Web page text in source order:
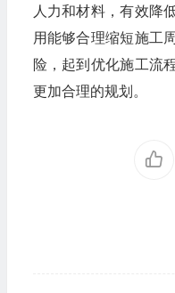
人力和材料，有效降
用能够合理缩短施工
险，起到优化施工流
更加合理的规划。